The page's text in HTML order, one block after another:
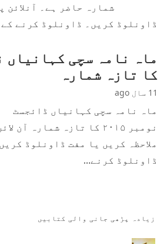
شمارہ حاضر ہے۔ آنلائن
ڈاونلوڈ کریں۔ ڈاونلوڈ کرنے
کا تازہ شمارہ
11 سال ago
ماہ نامہ سچی کہانیاں ڈائجسٹ
نومبر ۲۰۱۵ کا تازہ شمارہ آن
ملاحظہ کریں یا مفت ڈاونلوڈ
ڈاونلوڈ کرنے…
زیادہ پڑھی جانی والی کتابیں